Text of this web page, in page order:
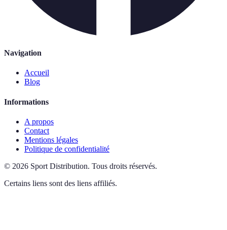
Navigation
Accueil
Blog
Informations
A propos
Contact
Mentions légales
Politique de confidentialité
© 2026 Sport Distribution. Tous droits réservés.
Certains liens sont des liens affiliés.